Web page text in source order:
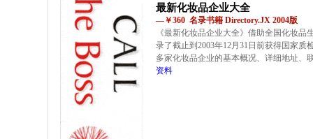
最新化妆品企业大全
—￥360 名录书籍 Directory.JX 2004版
《最新化妆品企业大全》借助全国化妆
录了截止到2003年12月31日前获得国家质
多家化妆品企业的基本概况、详细地址、
资料